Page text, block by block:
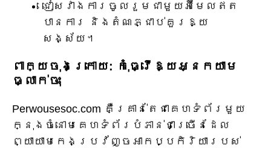
ជៀសវាងការចូលរួមជាមួយអ៊ីមែលឥត
បានការ និងតំណភ្ជាប់គួរឱ្យ
សង្ស័យ។
ពាក្យចុងក្រោយ: កុំធ្វើឱ្យអ្នកយាម
ធ្លាក់ចុះ
Perwousesoc.com គឺគ្រាន់តែជាគេហទំព័រមួយ
ក្នុងចំនោមគេហទំព័របំភាន់ជាច្រើនដែល
ព្យាយាមកេងប្រវ័ញ្ចអាកប្បកិរិយារបស់